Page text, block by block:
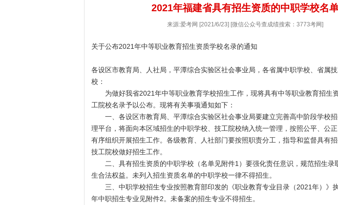
2021年福建省具有招生资质的中职学校名
来源:爱考网 [2021/6/23] [微信公众号查成绩搜索：3773考网]
关于公布2021年中等职业教育招生资质学校名录的通知
各设区市教育局、人社局，平潭综合实验区社会事业局，各省属中职学校、省属
校：
为做好我省2021年中等职业教育学校招生工作，现将具有中等职业教育招生
工院校名录予以公布。现将有关事项通知如下：
一、各设区市教育局、平潭综合实验区社会事业局要建立完善高中阶段学校招
理平台，将面向本区域招生的中职学校、技工院校纳入统一管理，按照公平、公
有序组织开展招生工作。各级教育、人社部门要按照职责分工，指导和监督具有招
技工院校做好招生工作。
二、具有招生资质的中职学校（名单见附件1）要强化责任意识，规范招生录
生合法权益。未列入招生资质名单的中职学校一律不得招生。
三、中职学校招生专业按照教育部印发的《职业教育专业目录（2021年）》
年中职招生专业见附件2。未备案的招生专业不得招生。